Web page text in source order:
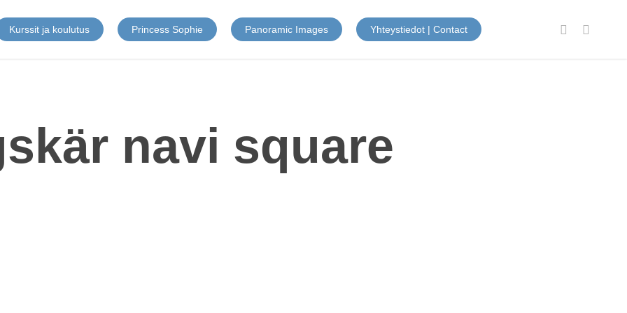
Kurssit ja koulutus Princess Sophie Panoramic Images Yhteystiedot | Contact facebookinstagram
navi square